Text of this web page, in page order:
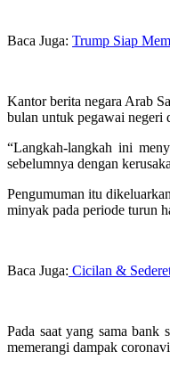
Baca Juga: Trump Siap
Kantor berita negara Arab
bulan untuk pegawai negeri
“Langkah-langkah ini
sebelumnya dengan
Pengumuman itu
minyak pada periode turun
Baca Juga: Cicilan &
Pada saat yang sama bank
memerangi dampak